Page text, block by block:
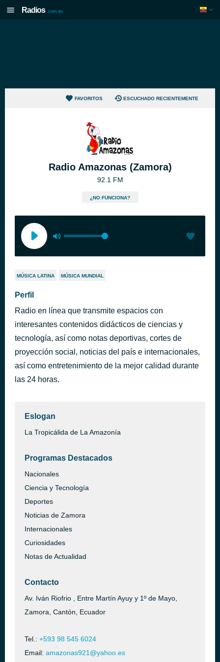
Radios .com.ec
FAVORITOS ESCUCHADO RECIENTEMENTE
Radio Amazonas (Zamora)
92.1 FM
¿NO FUNCIONA?
MÚSICA LATINA MÚSICA MUNDIAL
Perfil
Radio en línea que transmite espacios con
interesantes contenidos didácticos de ciencias y
tecnología, así como notas deportivas, cortes de
proyección social, noticias del país e internacionales,
así como entretenimiento de la mejor calidad durante
las 24 horas.
Eslogan
La Tropicálida de La Amazonía
Programas Destacados
Nacionales
Ciencia y Tecnología
Deportes
Noticias de Zamora
Internacionales
Curiosidades
Notas de Actualidad
Contacto
Av. Iván Riofrio , Entre Martín Ayuy y 1º de Mayo,
Zamora, Cantón, Ecuador
Tel.: +593 98 545 6024
Email: amazonas921@yahoo.es